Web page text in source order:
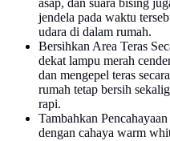
jendela pada waktu
udara di dalam rumah.
Bersihkan Area Teras
dekat lampu merah
dan mengepel teras
rumah tetap bersih
rapi.
Tambahkan
dengan cahaya warm